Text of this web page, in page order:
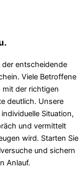
entscheidende
Viele Betroffene
der richtigen
deutlich. Unsere
Situation,
und vermittelt
wird. Starten Sie
und sichern
Anlauf.